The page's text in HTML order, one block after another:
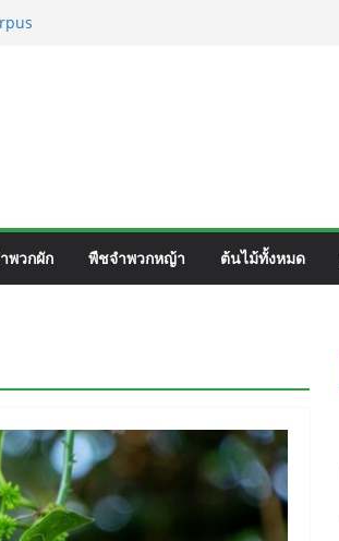
พวกผัก พืชจำพวกหญ้า ต้นไม้ทั้งหมด